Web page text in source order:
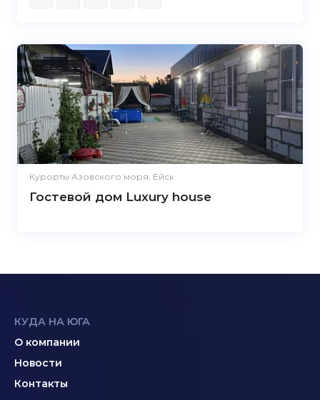
Курорты Азовского моря, Ейск
Гостевой дом Luxury house
КУДА НА ЮГА
О компании
Новости
Контакты